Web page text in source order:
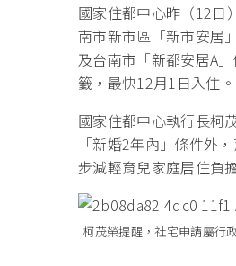
國家住都中心昨（12日
南市新市區「新市安居
及台南市「新都安居A
籤，最快12月1日入住。
國家住都中心執行長柯
「新婚2年內」條件外
步減輕育兒家庭居住負
柯茂榮提醒，社宅申請屬行